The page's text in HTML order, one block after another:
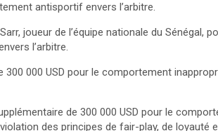
antisportif envers l’arbitre.
joueur de l’équipe nationale du Sénégal,
l’arbitre.
300 000 USD pour le comportement
de 300 000 USD pour le
des principes de fair-play, de loyauté